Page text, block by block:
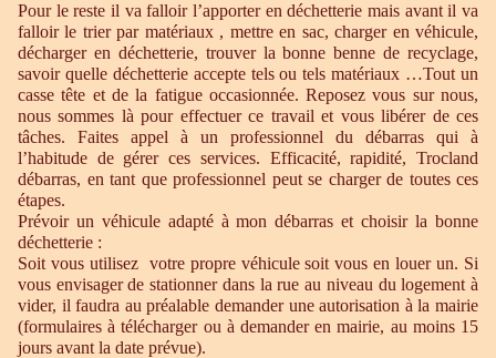
Pour le reste il va falloir l’apporter en déchetterie mais avant il va
falloir le trier par matériaux , mettre en sac, charger en véhicule,
décharger en déchetterie, trouver la bonne benne de recyclage,
savoir quelle déchetterie accepte tels ou tels matériaux …Tout un
casse tête et de la fatigue occasionnée. Reposez vous sur nous,
nous sommes là pour effectuer ce travail et vous libérer de ces
tâches. Faites appel à un professionnel du débarras qui à
l’habitude de gérer ces services. Efficacité, rapidité, Trocland
débarras, en tant que professionnel peut se charger de toutes ces
étapes.
Prévoir un véhicule adapté à mon débarras et choisir la bonne
déchetterie :
Soit vous utilisez votre propre véhicule soit vous en louer un. Si
vous envisager de stationner dans la rue au niveau du logement à
vider, il faudra au préalable demander une autorisation à la mairie
(formulaires à télécharger ou à demander en mairie, au moins 15
jours avant la date prévue).